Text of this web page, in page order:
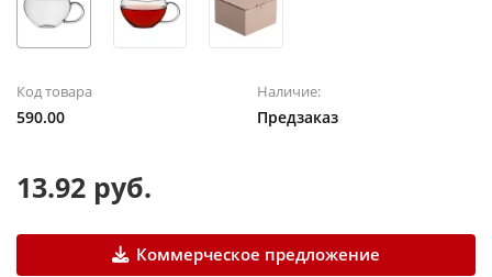
Код товара
590.00
Наличие:
Предзаказ
13.92 руб.
Коммерческое предложение